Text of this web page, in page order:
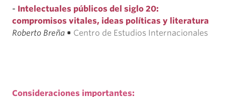
- Intelectuales públicos del siglo 20:
compromisos vitales, ideas políticas y literatura
Roberto Breña • Centro de Estudios Internacionales
Consideraciones importantes: